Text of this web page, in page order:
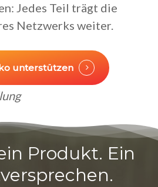
Jedes Teil trägt die
Netzwerks weiter.
unterstützen
Produkt. Ein